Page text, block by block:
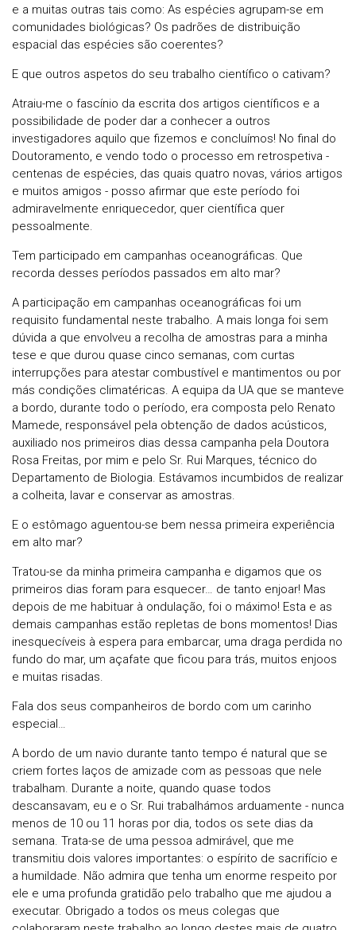
e a muitas outras tais como: As espécies agrupam-se em
comunidades biológicas? Os padrões de distribuição
espacial das espécies são coerentes?
E que outros aspetos do seu trabalho científico o cativam?
Atraiu-me o fascínio da escrita dos artigos científicos e a
possibilidade de poder dar a conhecer a outros
investigadores aquilo que fizemos e concluímos! No final do
Doutoramento, e vendo todo o processo em retrospetiva -
centenas de espécies, das quais quatro novas, vários artigos
e muitos amigos - posso afirmar que este período foi
admiravelmente enriquecedor, quer científica quer
pessoalmente.
Tem participado em campanhas oceanográficas. Que
recorda desses períodos passados em alto mar?
A participação em campanhas oceanográficas foi um
requisito fundamental neste trabalho. A mais longa foi sem
dúvida a que envolveu a recolha de amostras para a minha
tese e que durou quase cinco semanas, com curtas
interrupções para atestar combustível e mantimentos ou por
más condições climatéricas. A equipa da UA que se manteve
a bordo, durante todo o período, era composta pelo Renato
Mamede, responsável pela obtenção de dados acústicos,
auxiliado nos primeiros dias dessa campanha pela Doutora
Rosa Freitas, por mim e pelo Sr. Rui Marques, técnico do
Departamento de Biologia. Estávamos incumbidos de realizar
a colheita, lavar e conservar as amostras.
E o estômago aguentou-se bem nessa primeira experiência
em alto mar?
Tratou-se da minha primeira campanha e digamos que os
primeiros dias foram para esquecer… de tanto enjoar! Mas
depois de me habituar à ondulação, foi o máximo! Esta e as
demais campanhas estão repletas de bons momentos! Dias
inesquecíveis à espera para embarcar, uma draga perdida no
fundo do mar, um açafate que ficou para trás, muitos enjoos
e muitas risadas.
Fala dos seus companheiros de bordo com um carinho
especial…
A bordo de um navio durante tanto tempo é natural que se
criem fortes laços de amizade com as pessoas que nele
trabalham. Durante a noite, quando quase todos
descansavam, eu e o Sr. Rui trabalhámos arduamente - nunca
menos de 10 ou 11 horas por dia, todos os sete dias da
semana. Trata-se de uma pessoa admirável, que me
transmitiu dois valores importantes: o espírito de sacrifício e
a humildade. Não admira que tenha um enorme respeito por
ele e uma profunda gratidão pelo trabalho que me ajudou a
executar. Obrigado a todos os meus colegas que